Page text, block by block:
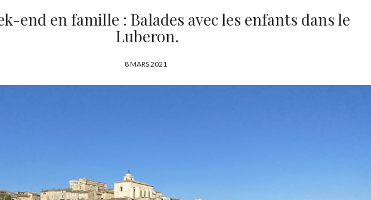
end en famille : Balades avec les enfants dans le
Luberon.
P
E
8 MARS 2021